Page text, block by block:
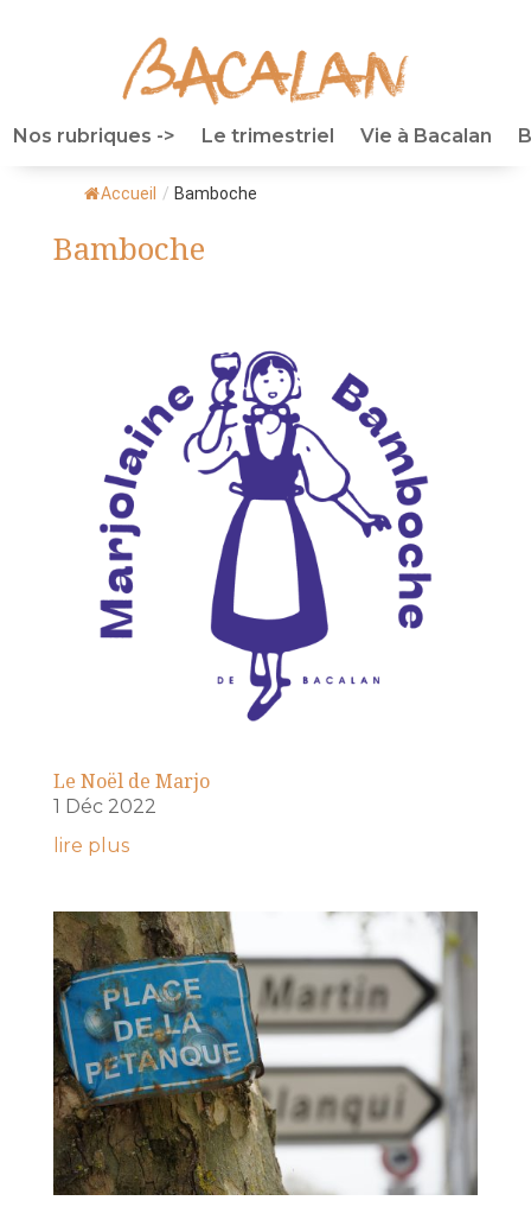
Nos rubriques -> Le trimestriel Vie à Bacalan
Accueil / Bamboche
Bamboche
Le Noël de Marjo
1 Déc 2022
lire plus